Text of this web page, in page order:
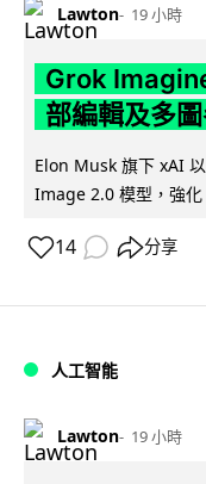
Lawton 19 小時
Grok
部編輯及多
Elon Musk 旗下 xAI
Image 2.0 模型，強
14 分享
人工智能
Lawton 19 小時